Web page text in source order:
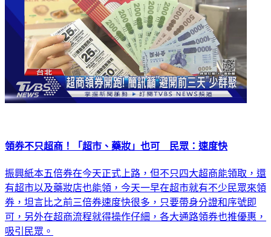
領券不只超商！「超市、藥妝」也可 民眾：速度快
振興紙本五倍券在今天正式上路，但不只四大超商能領取，還
有超市以及藥妝店也能領，今天一早在超市就有不少民眾來領
券，坦言比之前三倍券速度快很多，只要帶身分證和序號即
可，另外在超商流程就得操作仔細，各大通路領券也推優惠，
吸引民眾。